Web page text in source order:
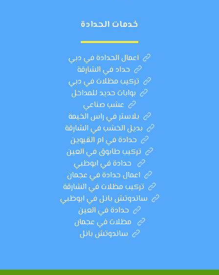
خدمات الحدادة
اعمال الحدادة في دبي
حداد في الشارقة
تركيب مظلات في دبي
بوابات حديد للمداخل
عشب صناعي
بلاستر في راس الخيمة
بديل الخشب في الشارقة
حدادة في ام القيوين
تركيب طابوق في العين
حدادة في ابوظبي
اعمال حدادة في عجمان
تركيب مظلات في الشارقة
ساندوتش بانل في ابوظبي
حدادة في العين
مظلات في عجمان
ساندوتش بانل